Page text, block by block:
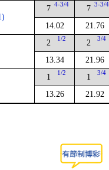
7 4-3/4
14.02
7 3-3/4
21.76
2 1/2
13.34
2 3/4
21.96
1 1/2
13.26
1 3/4
21.92